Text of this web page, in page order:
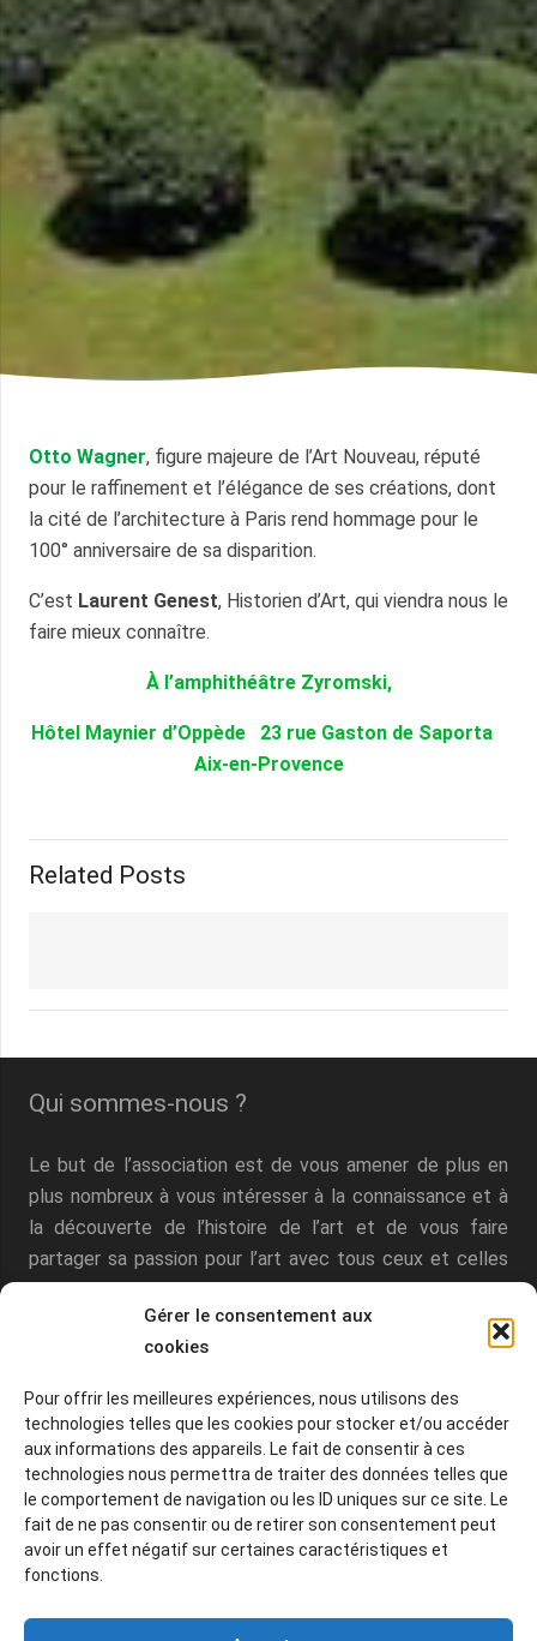
Gérer le consentement aux
cookies
Pour offrir les meilleures expériences, nous utilisons des
technologies telles que les cookies pour stocker et/ou accéder
aux informations des appareils. Le fait de consentir à ces
technologies nous permettra de traiter des données telles que
le comportement de navigation ou les ID uniques sur ce site. Le
fait de ne pas consentir ou de retirer son consentement peut
avoir un effet négatif sur certaines caractéristiques et
fonctions.
Otto Wagner, figure majeure de l’Art Nouveau, réputé
pour le raffinement et l’élégance de ses créations, dont
la cité de l’architecture à Paris rend hommage pour le
100° anniversaire de sa disparition.
C’est Laurent Genest, Historien d’Art, qui viendra nous le
faire mieux connaître.
À l’amphithéâtre Zyromski,
Hôtel Maynier d’Oppède 23 rue Gaston de Saporta
Aix-en-Provence
Related Posts
Qui sommes-nous ?
Le but de l’association est de vous amener de plus en
plus nombreux à vous intéresser à la connaissance et à
la découverte de l’histoire de l’art et de vous faire
partager sa passion pour l’art avec tous ceux et celles
Articles récents
TOULON & HYÈRES — VENDREDI 2 OCTOBRE 2026 —
15 juillet 2026